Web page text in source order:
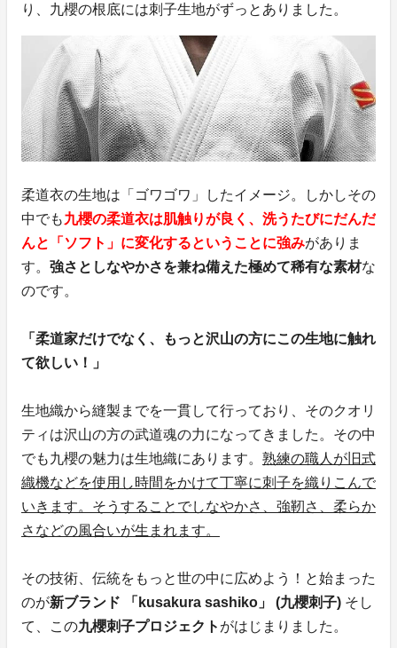
り、九櫻の根底には刺子生地がずっとありました。
柔道衣の生地は「ゴワゴワ」したイメージ。しかしその
中でも九櫻の柔道衣は肌触りが良く、洗うたびにだんだ
んと「ソフト」に変化するということに強みがありま
す。 強さとしなやかさを兼ね備えた極めて稀有な素材な
のです。
「柔道家だけでなく、もっと沢山の方にこの生地に触れ
て欲しい！」
生地織から縫製までを一貫して行っており、そのクオリ
ティは沢山の方の武道魂の力になってきました。その中
でも九櫻の魅力は生地織にあります。 熟練の職人が旧式
織機などを使用し時間をかけて丁寧に刺子を織りこんで
いきます。そうすることでしなやかさ、強靭さ、柔らか
さなどの風合いが生まれます。
その技術、伝統をもっと世の中に広めよう！と始まった
のが新ブランド 「kusakura sashiko」 (九櫻刺子) そし
て、この九櫻刺子プロジェクト がはじまりました。